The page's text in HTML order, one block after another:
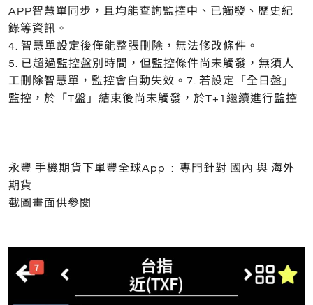
APP智慧單同步，且均能查詢監控中、已觸發、歷史紀
錄等資訊。
4. 智慧單設定後僅能整張刪除，無法修改條件。
5. 已超過監控盤別時間，但監控條件尚未觸發，無須人
工刪除智慧單，監控會自動失效。7. 若設定「全日盤」
監控，於「T盤」結束後尚未觸發，於T+1繼續進行監控
永豐 手機期貨下單豐全球App : 專門針對 國內 與 海外
期貨
截圖畫面供參閱